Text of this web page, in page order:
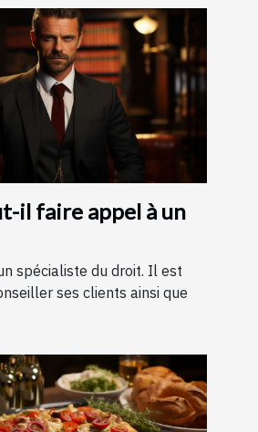
il faire appel à un
spécialiste du droit. Il est
ses clients ainsi que